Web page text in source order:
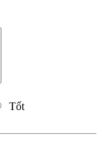
Tốt